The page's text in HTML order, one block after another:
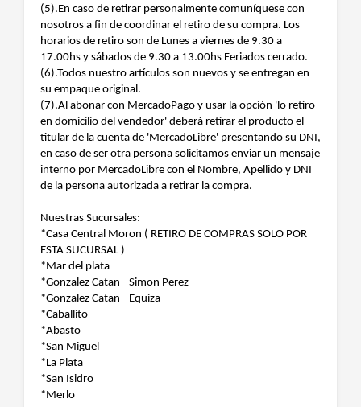
(5).En caso de retirar personalmente comuníquese con
nosotros a fin de coordinar el retiro de su compra. Los
horarios de retiro son de Lunes a viernes de 9.30 a
17.00hs y sábados de 9.30 a 13.00hs Feriados cerrado.
(6).Todos nuestro artículos son nuevos y se entregan en
su empaque original.
(7).Al abonar con MercadoPago y usar la opción 'lo retiro
en domicilio del vendedor' deberá retirar el producto el
titular de la cuenta de 'MercadoLibre' presentando su DNI,
en caso de ser otra persona solicitamos enviar un mensaje
interno por MercadoLibre con el Nombre, Apellido y DNI
de la persona autorizada a retirar la compra.
Nuestras Sucursales:
*Casa Central Moron ( RETIRO DE COMPRAS SOLO POR
ESTA SUCURSAL )
*Mar del plata
*Gonzalez Catan - Simon Perez
*Gonzalez Catan - Equiza
*Caballito
*Abasto
*San Miguel
*La Plata
*San Isidro
*Merlo